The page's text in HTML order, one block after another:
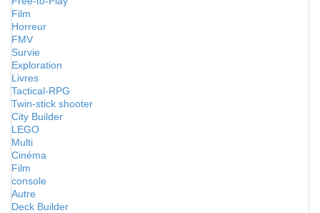
Film
Horreur
FMV
Survie
Exploration
Livres
Tactical-RPG
Twin-stick shooter
City Builder
LEGO
Multi
Cinéma
Film
console
Autre
Deck Builder